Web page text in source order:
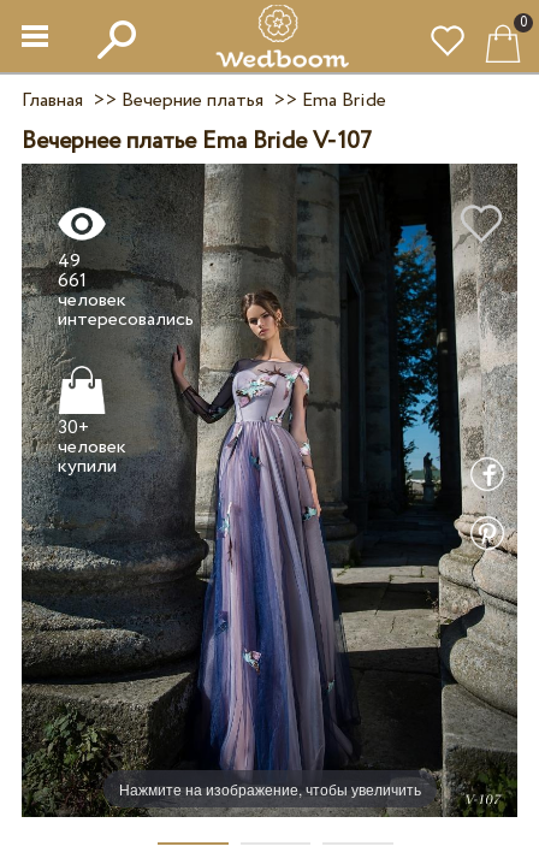
0
Главная >> Вечерние платья >> Ema Bride
Вечернее платье Ema Bride V-107
Нажмите на изображение, чтобы увеличить
49
661
человек
интересовались
30+
человек
купили